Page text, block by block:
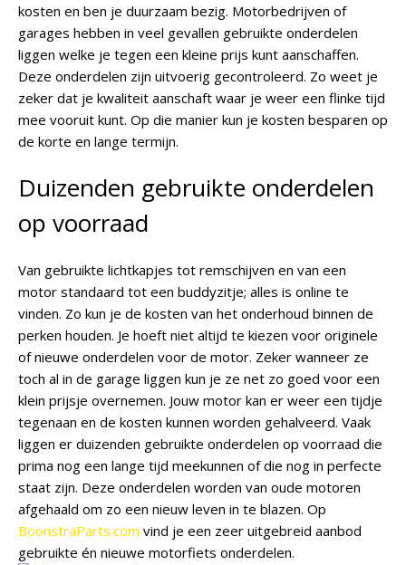
kosten en ben je duurzaam bezig. Motorbedrijven of
garages hebben in veel gevallen gebruikte onderdelen
liggen welke je tegen een kleine prijs kunt aanschaffen.
Deze onderdelen zijn uitvoerig gecontroleerd. Zo weet je
zeker dat je kwaliteit aanschaft waar je weer een flinke tijd
mee vooruit kunt. Op die manier kun je kosten besparen op
de korte en lange termijn.
Duizenden gebruikte onderdelen
op voorraad
Van gebruikte lichtkapjes tot remschijven en van een
motor standaard tot een buddyzitje; alles is online te
vinden. Zo kun je de kosten van het onderhoud binnen de
perken houden. Je hoeft niet altijd te kiezen voor originele
of nieuwe onderdelen voor de motor. Zeker wanneer ze
toch al in de garage liggen kun je ze net zo goed voor een
klein prijsje overnemen. Jouw motor kan er weer een tijdje
tegenaan en de kosten kunnen worden gehalveerd. Vaak
liggen er duizenden gebruikte onderdelen op voorraad die
prima nog een lange tijd meekunnen of die nog in perfecte
staat zijn. Deze onderdelen worden van oude motoren
afgehaald om zo een nieuw leven in te blazen. Op
BoonstraParts.com vind je een zeer uitgebreid aanbod
gebruikte én nieuwe motorfiets onderdelen.